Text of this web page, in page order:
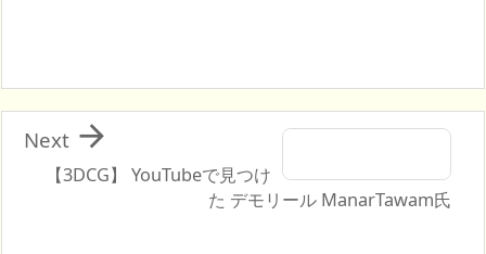
【3DCG】 YouTubeで見つけ
た デモリール ManarTawam氏

Next